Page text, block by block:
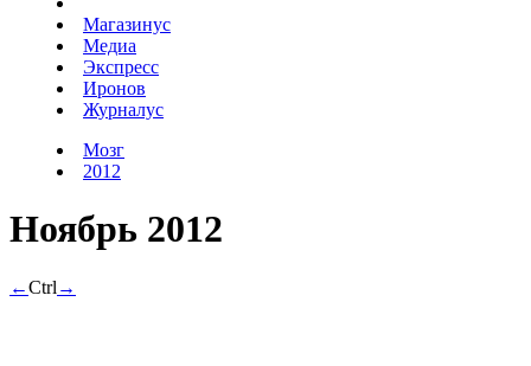
Магазинус
Медиа
Экспресс
Иронов
Журналус
Мозг
2012
Ноябрь 2012
←Ctrl →